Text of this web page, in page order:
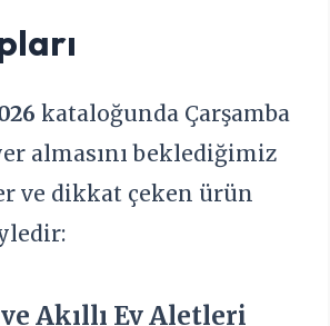
kataloğunda Çarşamba
almasını beklediğimiz
ve dikkat çeken ürün
Akıllı Ev Aletleri